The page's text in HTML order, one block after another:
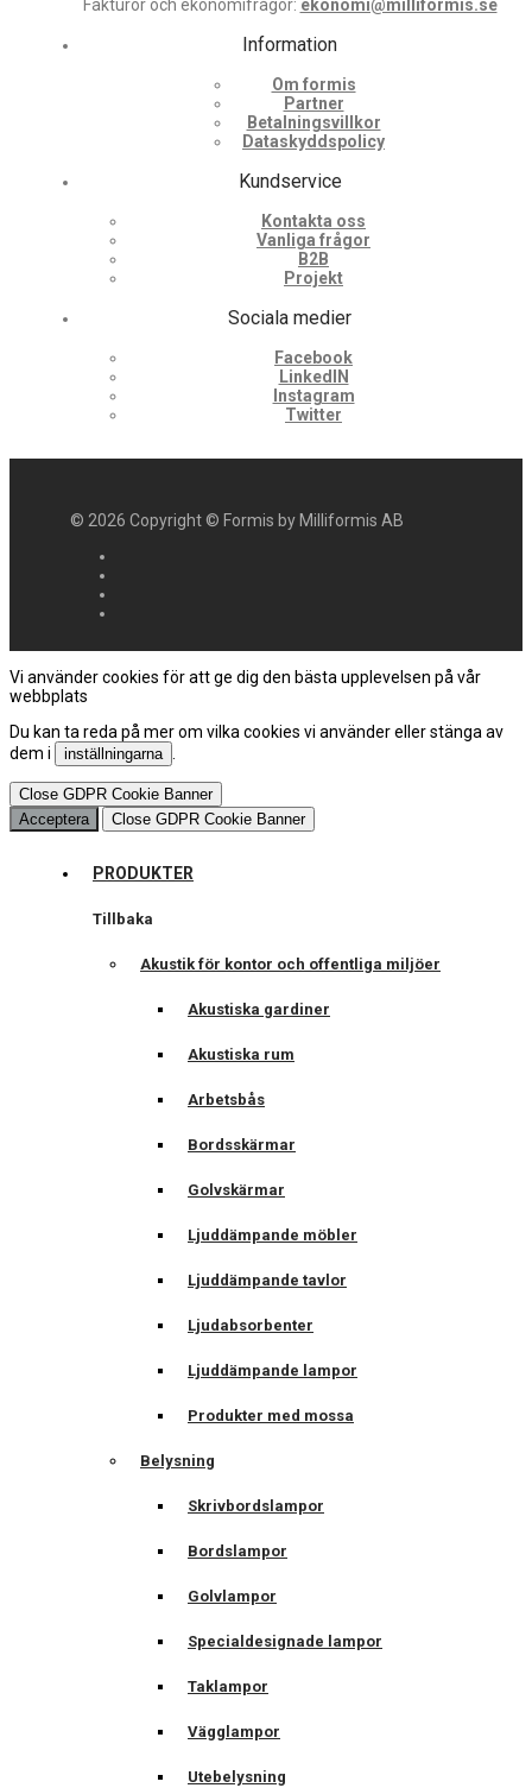
Fakturor och ekonomifrågor: ekonomi@milliformis.se
Information
Om formis
Partner
Betalningsvillkor
Dataskyddspolicy
Kundservice
Kontakta oss
Vanliga frågor
B2B
Projekt
Sociala medier
Facebook
LinkedIN
Instagram
Twitter
© 2026 Copyright © Formis by Milliformis AB
Vi använder cookies för att ge dig den bästa upplevelsen på vår
webbplats
Du kan ta reda på mer om vilka cookies vi använder eller stänga av
dem i
inställningarna
Close GDPR Cookie Banner
Acceptera
Close GDPR Cookie Banner
PRODUKTER
Tillbaka
Akustik för kontor och offentliga miljöer
Akustiska gardiner
Akustiska rum
Arbetsbås
Bordsskärmar
Golvskärmar
Ljuddämpande möbler
Ljuddämpande tavlor
Ljudabsorbenter
Ljuddämpande lampor
Produkter med mossa
Belysning
Skrivbordslampor
Bordslampor
Golvlampor
Specialdesignade lampor
Taklampor
Vägglampor
Utebelysning